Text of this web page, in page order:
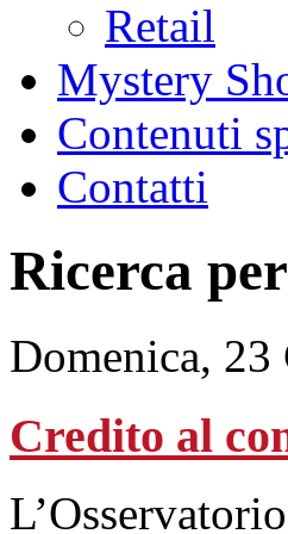
Retail
Mystery
Contenuti
Contatti
Ricerca
Domenica,
Credito al